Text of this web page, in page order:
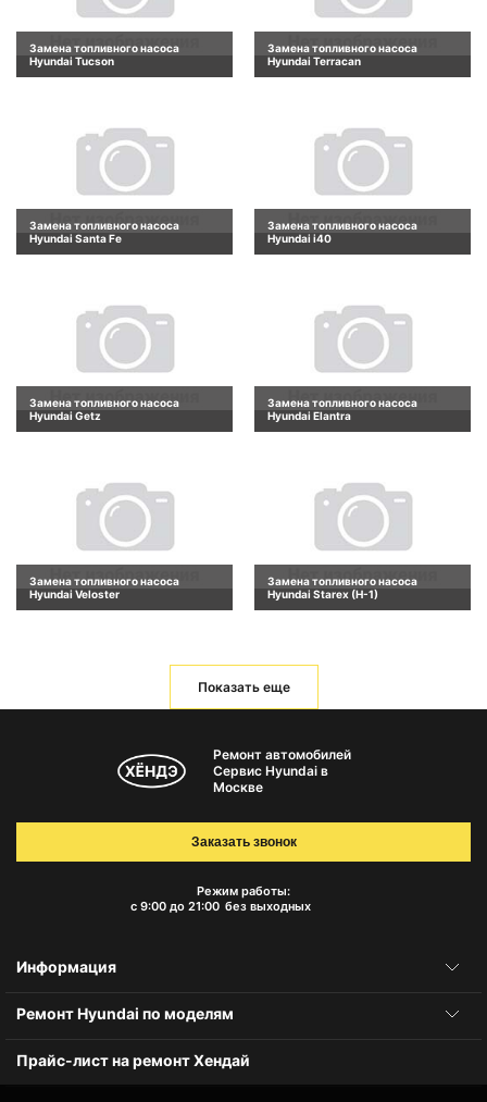
Замена топливного насоса
Hyundai Tucson
Замена топливного насоса
Hyundai Terracan
Замена топливного насоса
Hyundai Santa Fe
Замена топливного насоса
Hyundai i40
Замена топливного насоса
Hyundai Getz
Замена топливного насоса
Hyundai Elantra
Замена топливного насоса
Hyundai Veloster
Замена топливного насоса
Hyundai Starex (H-1)
Показать еще
Ремонт автомобилей
Сервис Hyundai в
Москве
Режим работы:
с 9:00 до 21:00 без выходных
Заказать звонок
Информация
Ремонт Hyundai по моделям
Прайс-лист на ремонт Хендай